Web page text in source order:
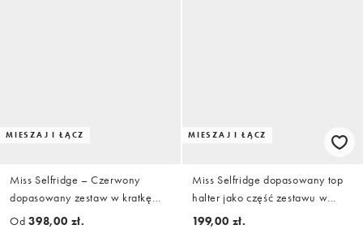
MIESZAJ I ŁĄCZ
Miss Selfridge – Czerwony
dopasowany zestaw w kratkę
vichy
Od 398,00 zł.
MIESZAJ I ŁĄCZ
Miss Selfridge dopasowany top
halter jako część zestawu w
czerwoną kratkę vichy
199,00 zł.